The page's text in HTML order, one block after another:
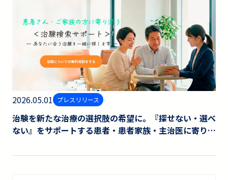
2026.05.01 プレスリリース
治験を新たな治療の選択肢の希望に。『探せない・選べ
ない』をサポートする患者・患者家族・主治医に寄り添